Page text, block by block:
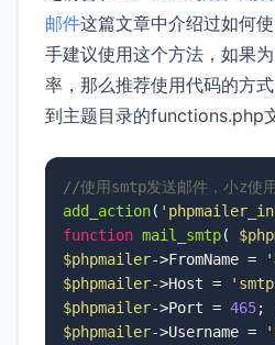
邮件这篇文章中介绍过如何
手建议使用这个方法，如果
率，那么推荐使用代码的方
到主题目录的functions.php
//使用smtp发送邮件，小z使用
add_action(
function mail_smtp(
$phpmailer->FromName = '
$phpmailer->Host =
$phpmailer->Port = 465;
$phpmailer->Username =